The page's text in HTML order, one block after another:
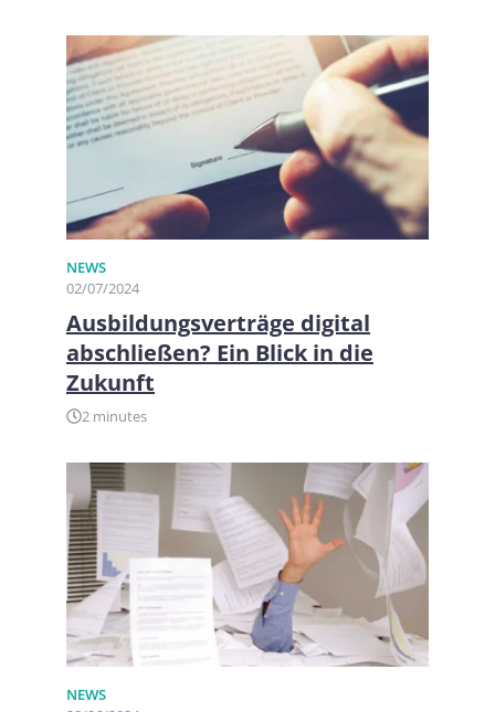
NEWS
02/07/2024
Ausbildungsverträge digital
abschließen? Ein Blick in die
Zukunft
2 minutes
NEWS